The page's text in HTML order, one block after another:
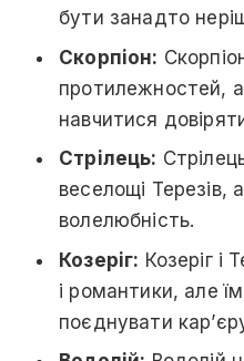
бути занадто
Скорпіон:
протилежностей,
навчитися
Стрілець:
веселощі Терезів,
волелюбність.
Козеріг: Козеріг і
і романтики, але
поєднувати